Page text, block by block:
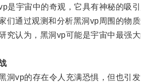
宇宙中的奇观，它具有神秘的吸引
通过观测和分析黑洞vp周围的物质
认为，黑洞vp可能是宇宙中最强大
vp的存在令人充满恐惧，但也引发